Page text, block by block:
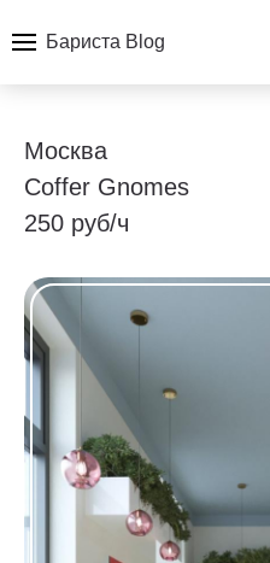
Бариста Blog
Москва
Сoffer Gnomes
250 руб/ч